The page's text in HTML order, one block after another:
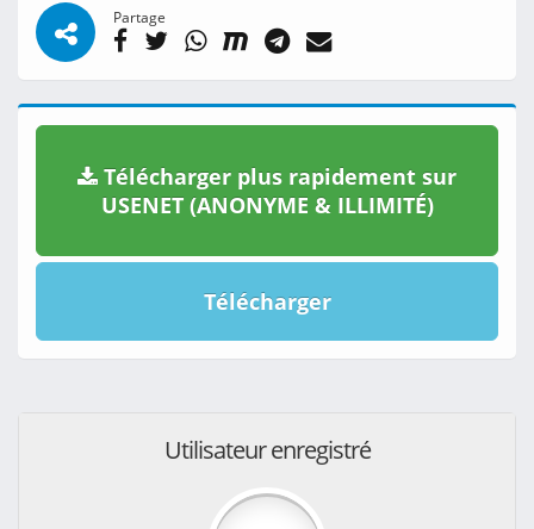
Partage
Télécharger plus rapidement sur
USENET (ANONYME & ILLIMITÉ)
Télécharger
Utilisateur enregistré